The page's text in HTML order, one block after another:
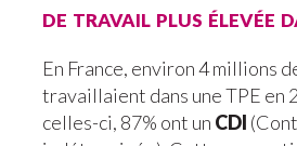
de travail plus élevée
En France, environ 4 millions
travaillaient dans une TPE en
celles-ci, 87% ont un CDI